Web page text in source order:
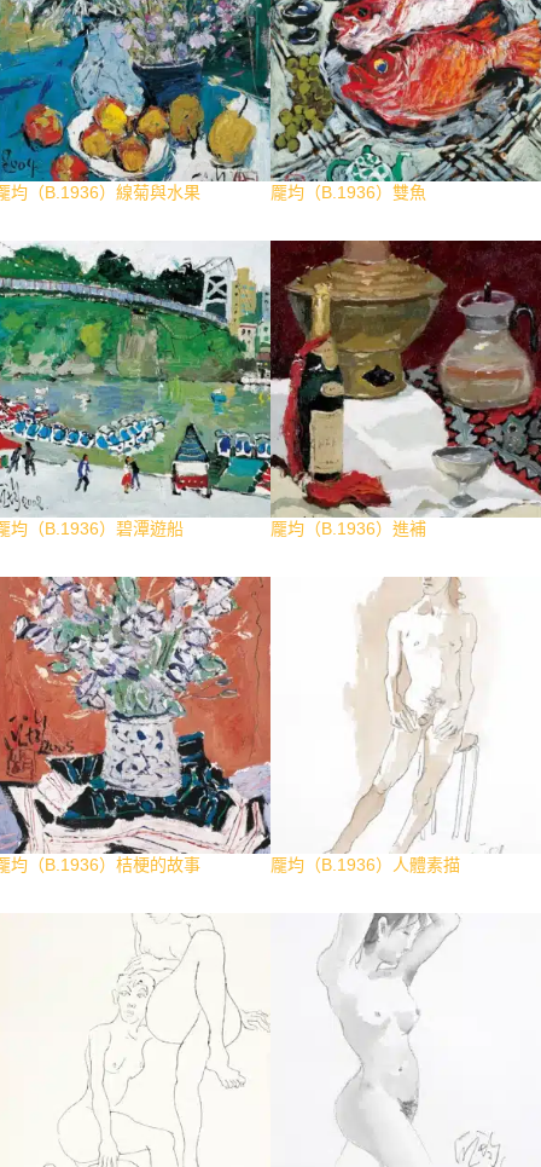
均（B.1936）線菊與水果 龎均（B.1936）雙魚
均（B.1936）碧潭遊船 龎均（B.1936）進補
均（B.1936）桔梗的故事 龎均（B.1936）人體素描